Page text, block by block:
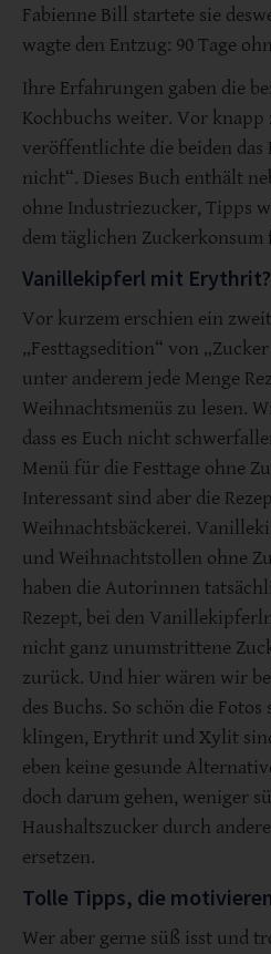
Fabienne Bill startete sie
wagte den Entzug: 90 Tage
Ihre Erfahrungen gaben die
Kochbuchs weiter. Vor knapp
veröffentlichte die beiden das
nicht“. Dieses Buch enthält
ohne Industriezucker, Tipps
dem täglichen Zuckerkonsum
Vanillekipferl mit Erythrit?
Vor kurzem erschien ein
„Festtagsedition“ von
unter anderem jede Menge
Weihnachtsmenüs zu lesen.
dass es Euch nicht
Menü für die Festtage ohne
Interessant sind aber die
Weihnachtsbäckerei.
und Weihnachtstollen ohne
haben die Autorinnen
Rezept, bei den
nicht ganz unumstrittene
zurück. Und hier wären wir
des Buchs. So schön die
klingen, Erythrit und Xylit
eben keine gesunde
doch darum gehen, weniger
Haushaltszucker durch
ersetzen.
Tolle Tipps, die motivieren
Wer aber gerne süß isst und